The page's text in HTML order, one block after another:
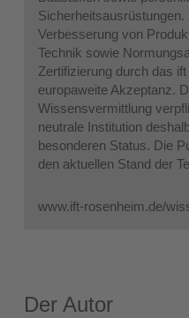
Verbesserung von
Technik sowie
Zertifizierung durch das
europaweite Akzeptanz.
Wissensvermittlung
neutrale Institution
besonderen Status. Die
den aktuellen Stand der
www.ift-rosenheim.de/
Der Autor